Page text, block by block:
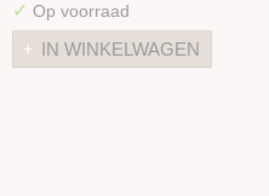
✓ Op voorraad
IN WINKELWAGEN